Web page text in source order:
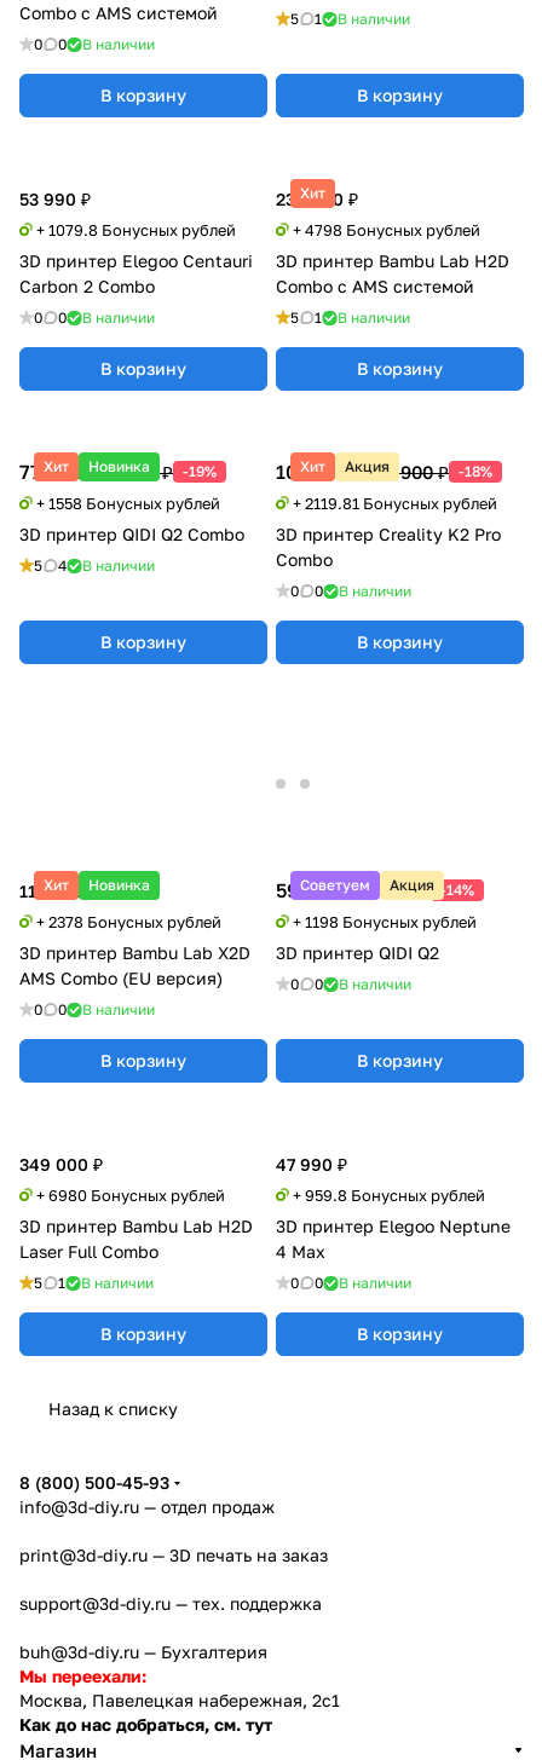
Combo с AMS системой
0 0 В наличии
В корзину
5 1 В наличии
В корзину
Хит
239 900 ₽
+ 4798 Бонусных рублей
3D принтер Bambu Lab H2D
Combo с AMS системой
5 1 В наличии
В корзину
Хит Новинка
77 900 ₽95 990 ₽ -19%
+ 1558 Бонусных рублей
3D принтер QIDI Q2 Combo
5 4 В наличии
В корзину
Хит Акция
105 990 ₽129 900 ₽ -18%
+ 2119.81 Бонусных рублей
3D принтер Creality K2 Pro
Combo
0 0 В наличии
В корзину
Хит Новинка
118 900 ₽
+ 2378 Бонусных рублей
3D принтер Bambu Lab X2D
AMS Combo (EU версия)
0 0 В наличии
В корзину
Советуем Акция
59 900 ₽69 900 ₽ -14%
+ 1198 Бонусных рублей
3D принтер QIDI Q2
0 0 В наличии
В корзину
53 990 ₽
+ 1079.8 Бонусных рублей
3D принтер Elegoo Centauri
Carbon 2 Combo
0 0 В наличии
В корзину
349 000 ₽
+ 6980 Бонусных рублей
3D принтер Bambu Lab H2D
Laser Full Combo
5 1 В наличии
В корзину
47 990 ₽
+ 959.8 Бонусных рублей
3D принтер Elegoo Neptune
4 Max
0 0 В наличии
В корзину
Назад к списку
8 (800) 500-45-93
info@3d-diy.ru — отдел продаж
print@3d-diy.ru — 3D печать на заказ
support@3d-diy.ru — тех. поддержка
buh@3d-diy.ru — Бухгалтерия
Мы переехали:
Москва, Павелецкая набережная, 2с1
Как до нас добраться, см. тут
Магазин